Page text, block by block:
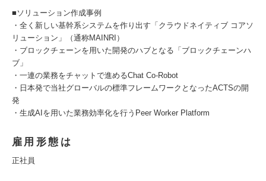
■ソリューション作成事例
・全く新しい基幹系システムを作り出す「クラウドネイティブ コアソ
リューション」（通称MAINRI）
・ブロックチェーンを用いた開発のハブとなる「ブロックチェーンハ
ブ」
・一連の業務をチャットで進めるChat Co-Robot
・日本発で当社グローバルの標準フレームワークとなったACTSの開
発
・生成AIを用いた業務効率化を行うPeer Worker Platform
雇用形態は
正社員